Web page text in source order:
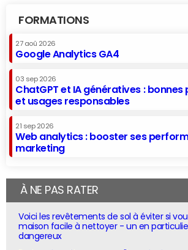
FORMATIONS
27 aoû 2026
Google Analytics GA4
03 sep 2026
ChatGPT et IA génératives : bonnes
et usages responsables
21 sep 2026
Web analytics : booster ses
marketing
À NE PAS RATER
Voici les revêtements de sol à éviter si
maison facile à nettoyer - un en
dangereux